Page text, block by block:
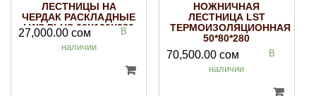
ЛЕСТНИЦЫ НА
ЧЕРДАК РАСКЛАДНЫЕ
LWS PLUS 60Х120Х280
27,000.00 сом
В
наличии
НОЖНИЧНАЯ
ЛЕСТНИЦА LST
ТЕРМОИЗОЛЯЦИОННАЯ
50*80*280
70,500.00 сом
В
наличии